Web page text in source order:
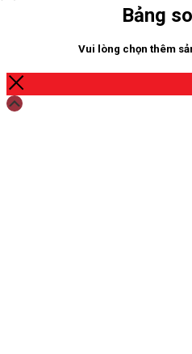
Bảng
Vui lòng chọn thêm
Scroll